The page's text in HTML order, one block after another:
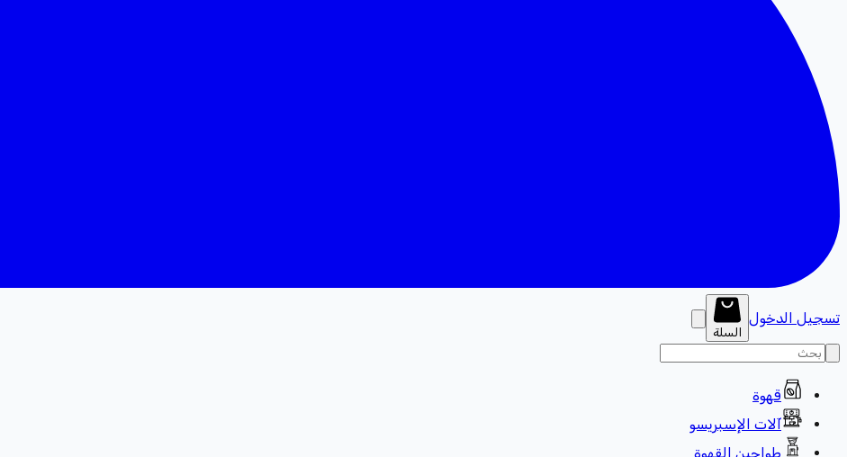
تسجيل الدخول
السلة
قهوة
آلات الإسبريسو
طواحين القهوة